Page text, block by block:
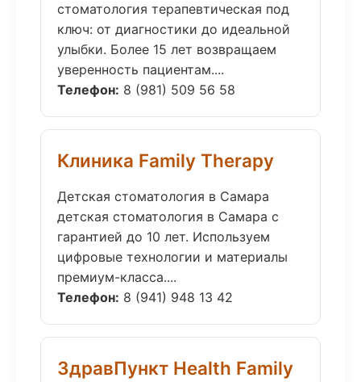
стоматология терапевтическая под
ключ: от диагностики до идеальной
улыбки. Более 15 лет возвращаем
уверенность пациентам....
Телефон: 8 (981) 509 56 58
Клиника Family Therapy
Детская стоматология в Самара
детская стоматология в Самара с
гарантией до 10 лет. Используем
цифровые технологии и материалы
премиум-класса....
Телефон: 8 (941) 948 13 42
ЗдравПункт Health Family